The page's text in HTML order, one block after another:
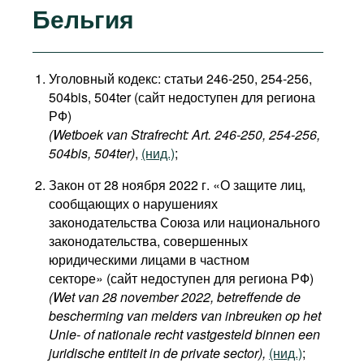
Бельгия
Уголовный кодекс: статьи 246-250, 254-256,
504bis, 504ter (сайт недоступен для региона
РФ)
(Wetboek van Strafrecht: Art. 246-250, 254-256,
504bis, 504ter), (нид.);
Закон от 28 ноября 2022 г. «О защите лиц,
сообщающих о нарушениях
законодательства Союза или национального
законодательства, совершенных
юридическими лицами в частном
секторе» (сайт недоступен для региона РФ)
(Wet van 28 november 2022, betreffende de
bescherming van melders van inbreuken op het
Unie- of nationale recht vastgesteld binnen een
juridische entiteit in de private sector), (нид.);